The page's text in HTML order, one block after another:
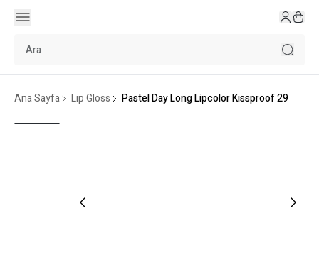
Ana Sayfa Lip Gloss Pastel Day Long Lipcolor Kissproof 29